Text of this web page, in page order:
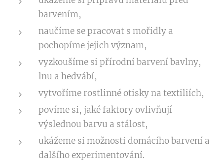
barvením,
naučíme se pracovat s mořidly a
pochopíme jejich význam,
vyzkoušíme si přírodní barvení bavlny,
lnu a hedvábí,
vytvoříme rostlinné otisky na textiliích,
povíme si, jaké faktory ovlivňují
výslednou barvu a stálost,
ukážeme si možnosti domácího barvení a
dalšího experimentování.